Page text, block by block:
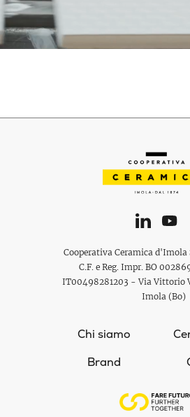
Cooperativa Ceramica d'Imola
C.F. e Reg. Impr. BO
IT00498281203 - Via Vittorio
Imola (Bo)
Chi siamo
Brand